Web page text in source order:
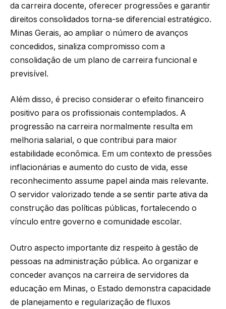
da carreira docente, oferecer progressões e garantir
direitos consolidados torna-se diferencial estratégico.
Minas Gerais, ao ampliar o número de avanços
concedidos, sinaliza compromisso com a
consolidação de um plano de carreira funcional e
previsível.
Além disso, é preciso considerar o efeito financeiro
positivo para os profissionais contemplados. A
progressão na carreira normalmente resulta em
melhoria salarial, o que contribui para maior
estabilidade econômica. Em um contexto de pressões
inflacionárias e aumento do custo de vida, esse
reconhecimento assume papel ainda mais relevante.
O servidor valorizado tende a se sentir parte ativa da
construção das políticas públicas, fortalecendo o
vínculo entre governo e comunidade escolar.
Outro aspecto importante diz respeito à gestão de
pessoas na administração pública. Ao organizar e
conceder avanços na carreira de servidores da
educação em Minas, o Estado demonstra capacidade
de planejamento e regularização de fluxos